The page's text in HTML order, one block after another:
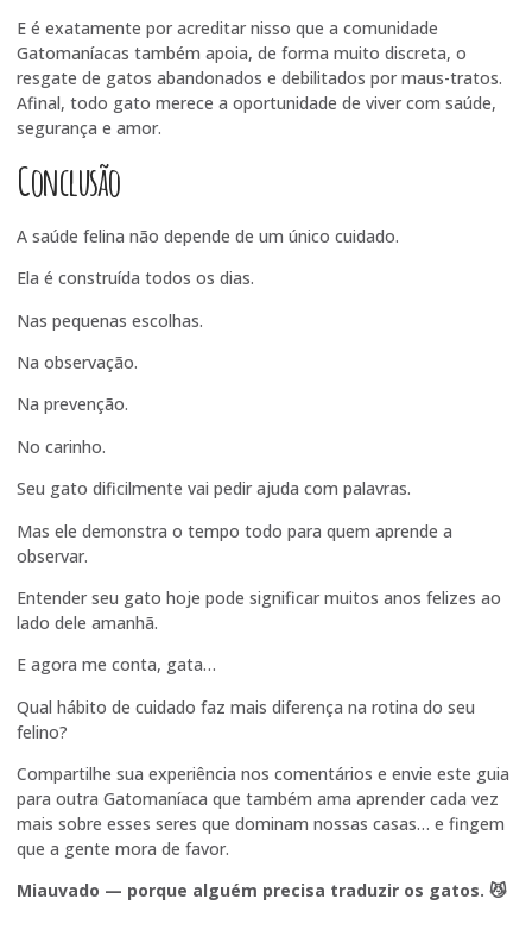
E é exatamente por acreditar nisso que a comunidade
Gatomaníacas também apoia, de forma muito discreta, o
resgate de gatos abandonados e debilitados por maus-tratos.
Afinal, todo gato merece a oportunidade de viver com saúde,
segurança e amor.
Conclusão
A saúde felina não depende de um único cuidado.
Ela é construída todos os dias.
Nas pequenas escolhas.
Na observação.
Na prevenção.
No carinho.
Seu gato dificilmente vai pedir ajuda com palavras.
Mas ele demonstra o tempo todo para quem aprende a
observar.
Entender seu gato hoje pode significar muitos anos felizes ao
lado dele amanhã.
E agora me conta, gata…
Qual hábito de cuidado faz mais diferença na rotina do seu
felino?
Compartilhe sua experiência nos comentários e envie este guia
para outra Gatomaníaca que também ama aprender cada vez
mais sobre esses seres que dominam nossas casas… e fingem
que a gente mora de favor.
Miauvado — porque alguém precisa traduzir os gatos. 😼